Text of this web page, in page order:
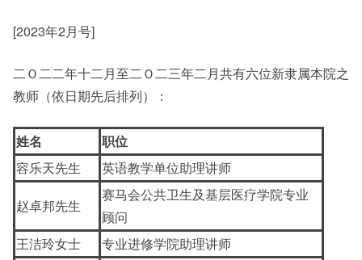
影片库
Alumni Connections
[2023年2月号]
二Ｏ二二年十二月至二Ｏ二三年二月共有六位新隶属本院之
教师（依日期先后排列）：
姓名
职位
容乐天先生
英语教学单位助理讲师
赵卓邦先生
赛马会公共卫生及基层医疗学院专业
顾问
王洁玲女士
专业进修学院助理讲师